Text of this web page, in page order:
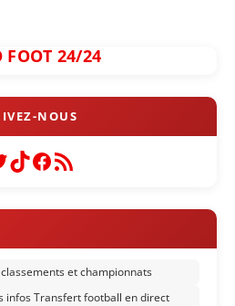
FOOT 24/24
TikTok
Facebook
Flux RSS
et championnats
infos Transfert football en direct